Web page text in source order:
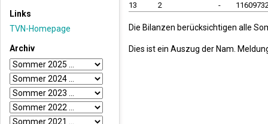
Links
TVN-Homepage
Archiv
13
2 -
Die Bilanzen berücksichtigen alle
Dies ist ein Auszug der Nam.